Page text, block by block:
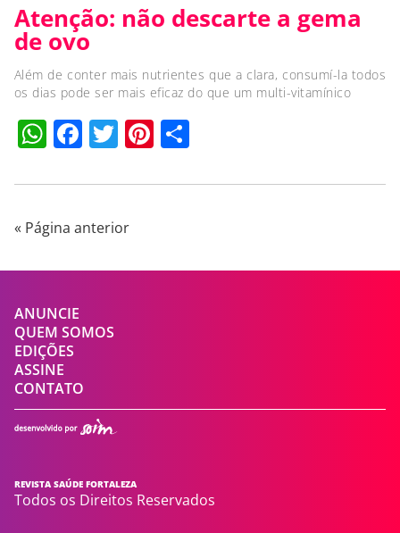
Atenção: não descarte a gema
de ovo
Além de conter mais nutrientes que a clara, consumí-la todos
os dias pode ser mais eficaz do que um multi-vitamínico
WhatsApp
Facebook
TwitterPinterest
Compartilhar
« Página anterior
ANUNCIE
QUEM SOMOS
EDIÇÕES
ASSINE
CONTATO
REVISTA SAÚDE FORTALEZA
Todos os Direitos Reservados